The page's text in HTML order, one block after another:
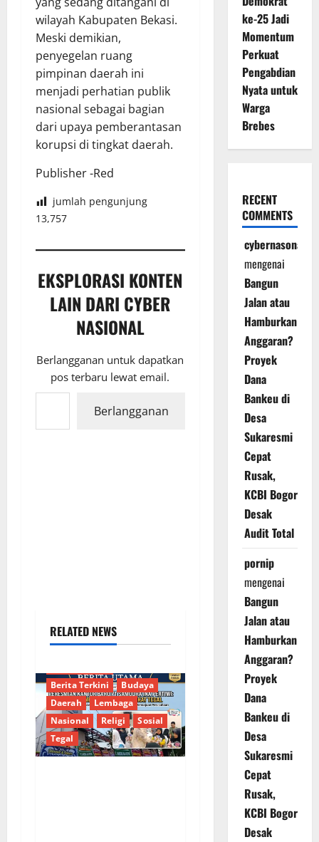
wilayah Kabupaten Bekasi.
Meski demikian,
penyegelan ruang
pimpinan daerah ini
menjadi perhatian publik
nasional sebagai bagian
dari upaya pemberantasan
korupsi di tingkat daerah.
Publisher -Red
jumlah pengunjung
13,757
EKSPLORASI KONTEN
LAIN DARI CYBER
NASIONAL
Berlangganan untuk dapatkan
pos terbaru lewat email.
Ketikkan email Anda...
Berlangganan
RELATED NEWS
Berita Terkini
Budaya
Daerah
Lembaga
Nasional
Religi
Sosial
Tegal
ke-25 Jadi
Momentum
Perkuat
Pengabdian
Nyata untuk
Warga
Brebes
RECENT
COMMENTS
cybernasonal
mengenai
Bangun
Jalan atau
Hamburkan
Anggaran?
Proyek
Dana
Bankeu di
Desa
Sukaresmi
Cepat
Rusak,
KCBI Bogor
Desak
Audit Total
pornip
mengenai
Bangun
Jalan atau
Hamburkan
Anggaran?
Proyek
Dana
Bankeu di
Desa
Sukaresmi
Cepat
Rusak,
KCBI Bogor
Desak